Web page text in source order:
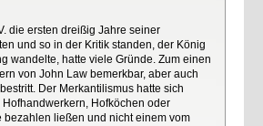
die ersten dreißig Jahre seiner
und so in der Kritik standen, der König
wandelte, hatte viele Gründe. Zum einen
von John Law bemerkbar, aber auch
Der Merkantilismus hatte sich
Hofköchen oder
bezahlen ließen und nicht einem vom